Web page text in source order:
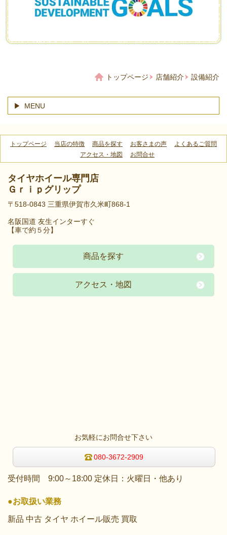
トップページ 店舗紹介 設備紹介
MENU
トップページ 当店の特徴 商品を探す お客さまの声
よくあるご質問
アクセス・地図
お問合せ
タイヤホイール専門店
Ｇｒｉｐグリップ
〒518-0843 三重県伊賀市久米町868-1
名阪国道 友生インターすぐ
【車で約５分】
商品を探す
アクセス・地図
お気軽にお問合せ下さい
080-3672-2909
受付時間 9:00～18:00 定休日：火曜日・他あり
●お取扱い業務
新品 中古 タイヤ ホイール販売 買取